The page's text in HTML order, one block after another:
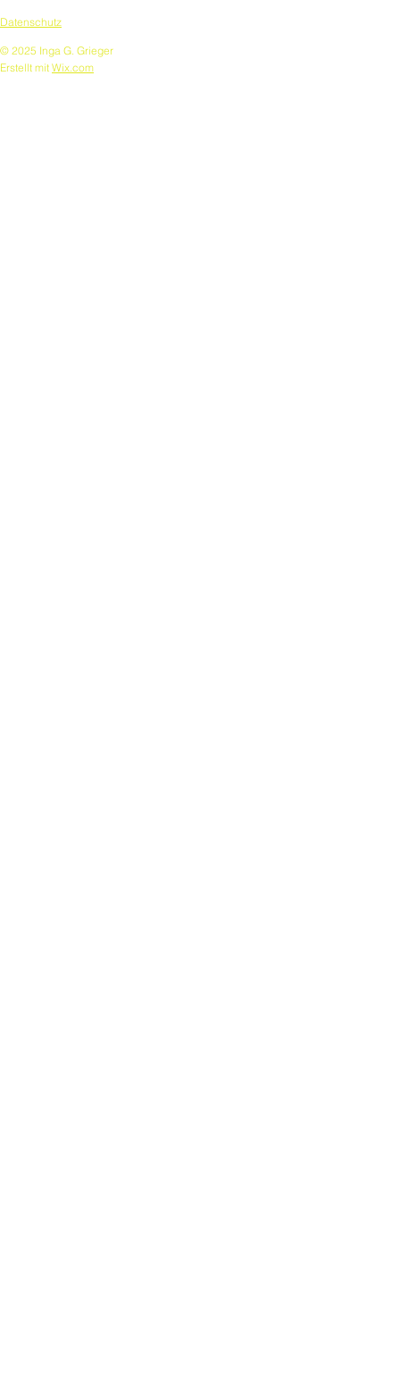
Datenschutz
© 2025 Inga G. Grieger
Erstellt mit Wix.com